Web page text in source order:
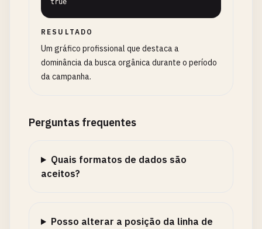
true
RESULTADO
Um gráfico profissional que destaca a
dominância da busca orgânica durante o período
da campanha.
Perguntas frequentes
Quais formatos de dados são
aceitos?
Posso alterar a posição da linha de